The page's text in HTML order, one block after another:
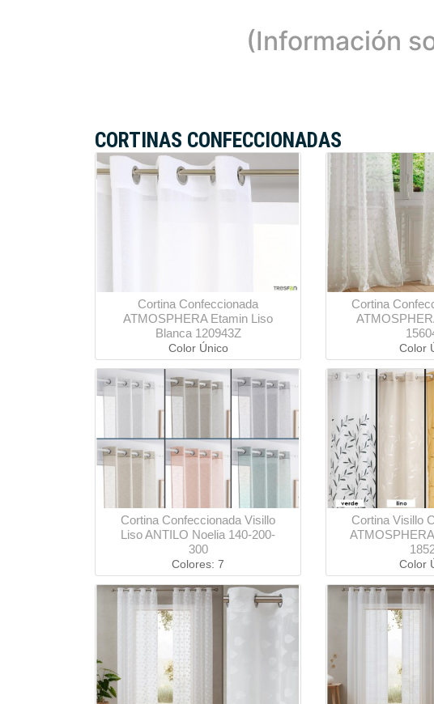
(Información
CORTINAS CONFECCIONADAS
Cortina Confeccionada
ATMOSPHERA Etamin Liso
Blanca 120943Z
Color Único
Cortina
Color
Cortina Confeccionada Visillo
Liso ANTILO Noelia 140-200-
300
Colores: 7
Cortina Visillo
Color